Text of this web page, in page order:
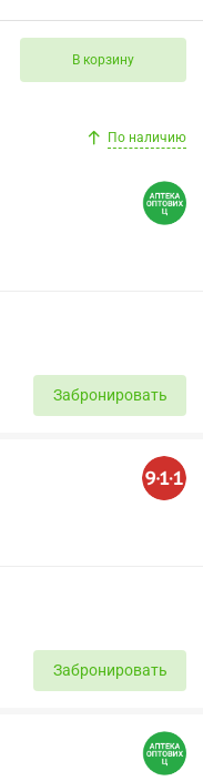
В корзину
По наличию
Забронировать
Забронировать